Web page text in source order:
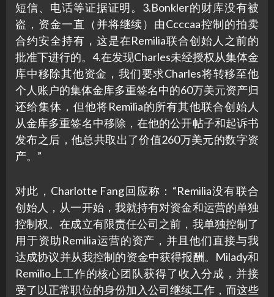
短信、电话等证据证明。3.Bonkler的财库没有被
盗，资金一直（并将继续）由Ccccaa控制的拍卖
合约安全持有，这是在Remilia联合创始人之前的
批准下进行的。4.在发现Charles未经授权从集体金
库中移除其他资金，我们要求Charles将转移至他
个人账户的集体金库多重签名中的60万美元资产归
还给集体，但他将Remilia的所有其他联合创始人
从金库多重签名中移除，在他的公开帖子和起诉书
发布之后，他总共取出了价值260万美元的数字资
产。”
对此，Charlotte Fang回应称：“Remilia没有联合
创始人，从一开始，我就持有对资金和运营的单独
控制权。在成立有限责任公司之前，我单独控制了
用于资助Remilia运营的资产，并且他们直接与我
达成协议并从我控制的资金中获得报酬。Milady和
Remilio上工作的核心团队获得了收入分成，并接
受了以正常职位的身份加入公司继续工作，而这些